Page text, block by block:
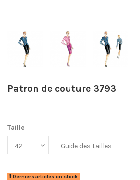
Patron de couture 3793
Taille
Guide des tailles
Derniers articles en stock